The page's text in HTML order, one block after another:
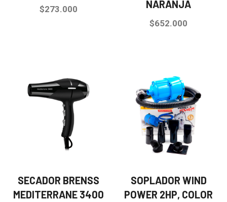
$273.000
NARANJA
$652.000
SECADOR BRENSS
MEDITERRANE 3400
SOPLADOR WIND
POWER 2HP, COLOR